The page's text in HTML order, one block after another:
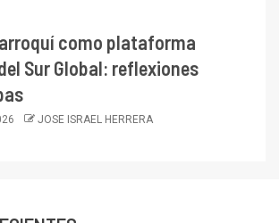
como plataforma
Sur Global: reflexiones
JOSE ISRAEL HERRERA